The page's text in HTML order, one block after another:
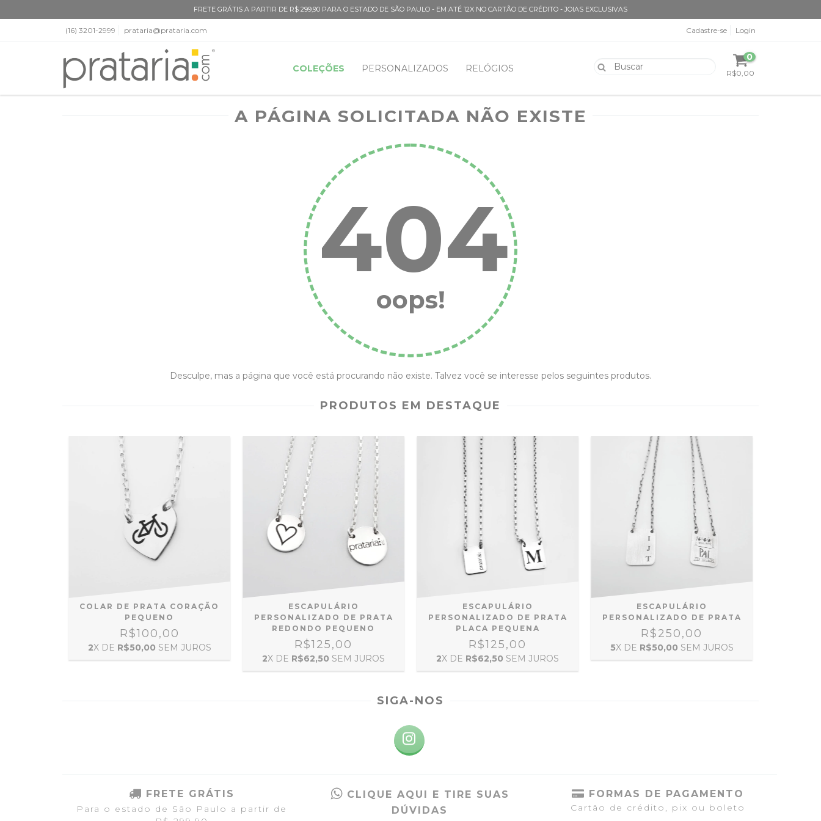
FRETE GRÁTIS A PARTIR DE R$ 299,90 PARA O ESTADO DE SÃO PAULO - EM ATÉ 12X NO CARTÃO DE CRÉDITO - JOIAS EXCLUSIVAS
(16) 3201-2999 prataria@prataria.com Cadastre-se Login
COLEÇÕES PERSONALIZADOS RELÓGIOS
0
R$0,00
A PÁGINA SOLICITADA NÃO EXISTE
404
oops!
Desculpe, mas a página que você está procurando não existe. Talvez você se interesse pelos seguintes produtos.
PRODUTOS EM DESTAQUE
COLAR DE PRATA CORAÇÃO
PEQUENO
R$100,00
2X DE R$50,00 SEM JUROS
ESCAPULÁRIO
PERSONALIZADO DE PRATA
REDONDO PEQUENO
R$125,00
2X DE R$62,50 SEM JUROS
ESCAPULÁRIO
PERSONALIZADO DE PRATA
PLACA PEQUENA
R$125,00
2X DE R$62,50 SEM JUROS
ESCAPULÁRIO
PERSONALIZADO DE PRATA
R$250,00
5X DE R$50,00 SEM JUROS
SIGA-NOS
FRETE GRÁTIS
Para o estado de São Paulo a partir de
CLIQUE AQUI E TIRE SUAS
DÚVIDAS
FORMAS DE PAGAMENTO
Cartão de crédito, pix ou boleto